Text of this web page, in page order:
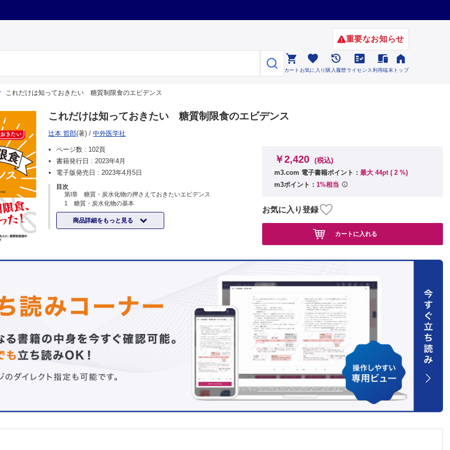
重要なお知らせ

カート

お気に入り

購入履歴

ライセンス

利用端末

トップ
これだけは知っておきたい 糖質制限食のエビデンス
これだけは知っておきたい 糖質制限食のエビデンス
辻本 哲郎(著) /中外医学社
ページ数 : 102頁
書籍発行日 :2023年4月
電子版発売日 :2023年4月5日
目次
第I章 糖質・炭水化物の押さえておきたいエビデンス
1 糖質・炭水化物の基本
・糖質の基礎知識
・日本人の炭水化物摂取割合は多いほう？ 少ないほう？
・日本人の炭水化物割合は低下傾向
・果糖はくだものと同じではない！
・果糖に関する研究が進んでいる
［コラム］くだものをおいしく食べるには温度が大事？
・全粒穀物のベネフィット
・炭水化物の「質」の改善のススメ
1 糖質制限食は昔からあった？
・糖質制限食の臨床研究
・糖質制限食の代謝改善効果について
商品詳細をもっと見る
￥2,420 (税込)
m3.com 電子書籍ポイント： 最大 44pt ( 2 %)
m3ポイント： 1%相当
お気に入り登録
カートに入れる